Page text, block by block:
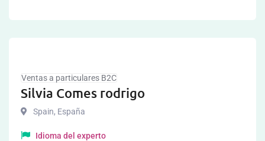
Ventas a particulares B2C
Silvia Comes rodrigo
Spain, España
Idioma del experto